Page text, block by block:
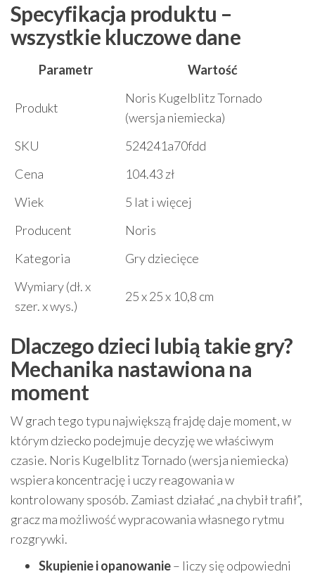
Specyfikacja produktu –
wszystkie kluczowe dane
Parametr Wartość
Produkt
Noris Kugelblitz Tornado
(wersja niemiecka)
SKU
524241a70fdd
Cena
104.43 zł
Wiek
5 lat i więcej
Producent
Noris
Kategoria
Gry dziecięce
Wymiary (dł. x
szer. x wys.)
25 x 25 x 10,8 cm
Dlaczego dzieci lubią takie gry?
Mechanika nastawiona na
moment
W grach tego typu największą frajdę daje moment, w
którym dziecko podejmuje decyzję we właściwym
czasie. Noris Kugelblitz Tornado (wersja niemiecka)
wspiera koncentrację i uczy reagowania w
kontrolowany sposób. Zamiast działać „na chybił trafił”,
gracz ma możliwość wypracowania własnego rytmu
rozgrywki.
Skupienie i opanowanie– liczy się odpowiedni